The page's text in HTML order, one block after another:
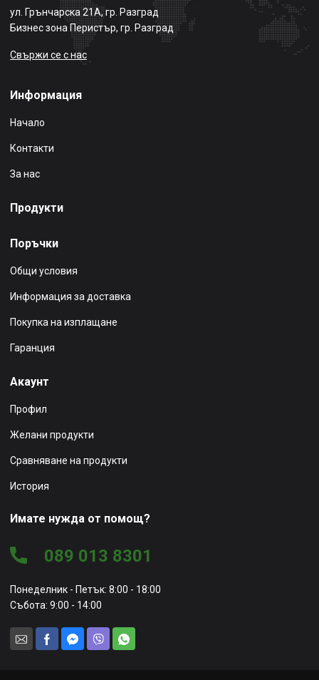
ул. Грънчарска 21А, гр. Разград
Бизнес зона Перистър, гр. Разград
Свържи се с нас
Информация
Начало
Контакти
За нас
Продукти
Поръчки
Общи условия
Информация за доставка
Покупка на изплащане
Гаранция
Акаунт
Профил
Желани продукти
Сравняване на продукти
История
Имате нужда от помощ?
089 013 8301
Понеделник - Петък: 8:00 - 18:00
Събота: 9:00 - 14:00